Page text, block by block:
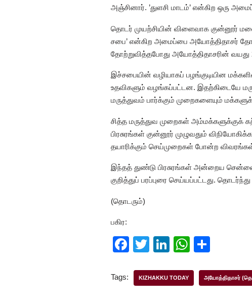
அஞ்சினார். ’துளசி மாடம்’ என்கிற ஒரு
தொடர் முயற்சியின் விளைவாக குன்னூர்
சபை’ என்கிற அமைப்பை அயோத்திதாசர்
தோற்றுவித்தபோது அயோத்திதாசரின் வயது
இச்சபையின் வழியாகப் பழங்குடியின
உதவிகளும் வழங்கப்பட்டன. இதற்கிடையே
மருத்துவம் பார்க்கும் முறைகளையும்
சித்த மருத்துவ முறைகள் அம்மக்களுக்குக்
பிரசுரங்கள் குன்னூர் முழுவதும்
தயாரிக்கும் செய்முறைகள் போன்ற
இந்தத் துண்டு பிரசுரங்கள் அன்றைய சென்னை
குறித்துப் பரப்புரை செய்யப்பட்டது.
(தொடரும்)
பகிர:
F
c
T
tt
Li
k
W
at ar
Tags: KIZHAKKU TODAY அயோத்திதாசர்